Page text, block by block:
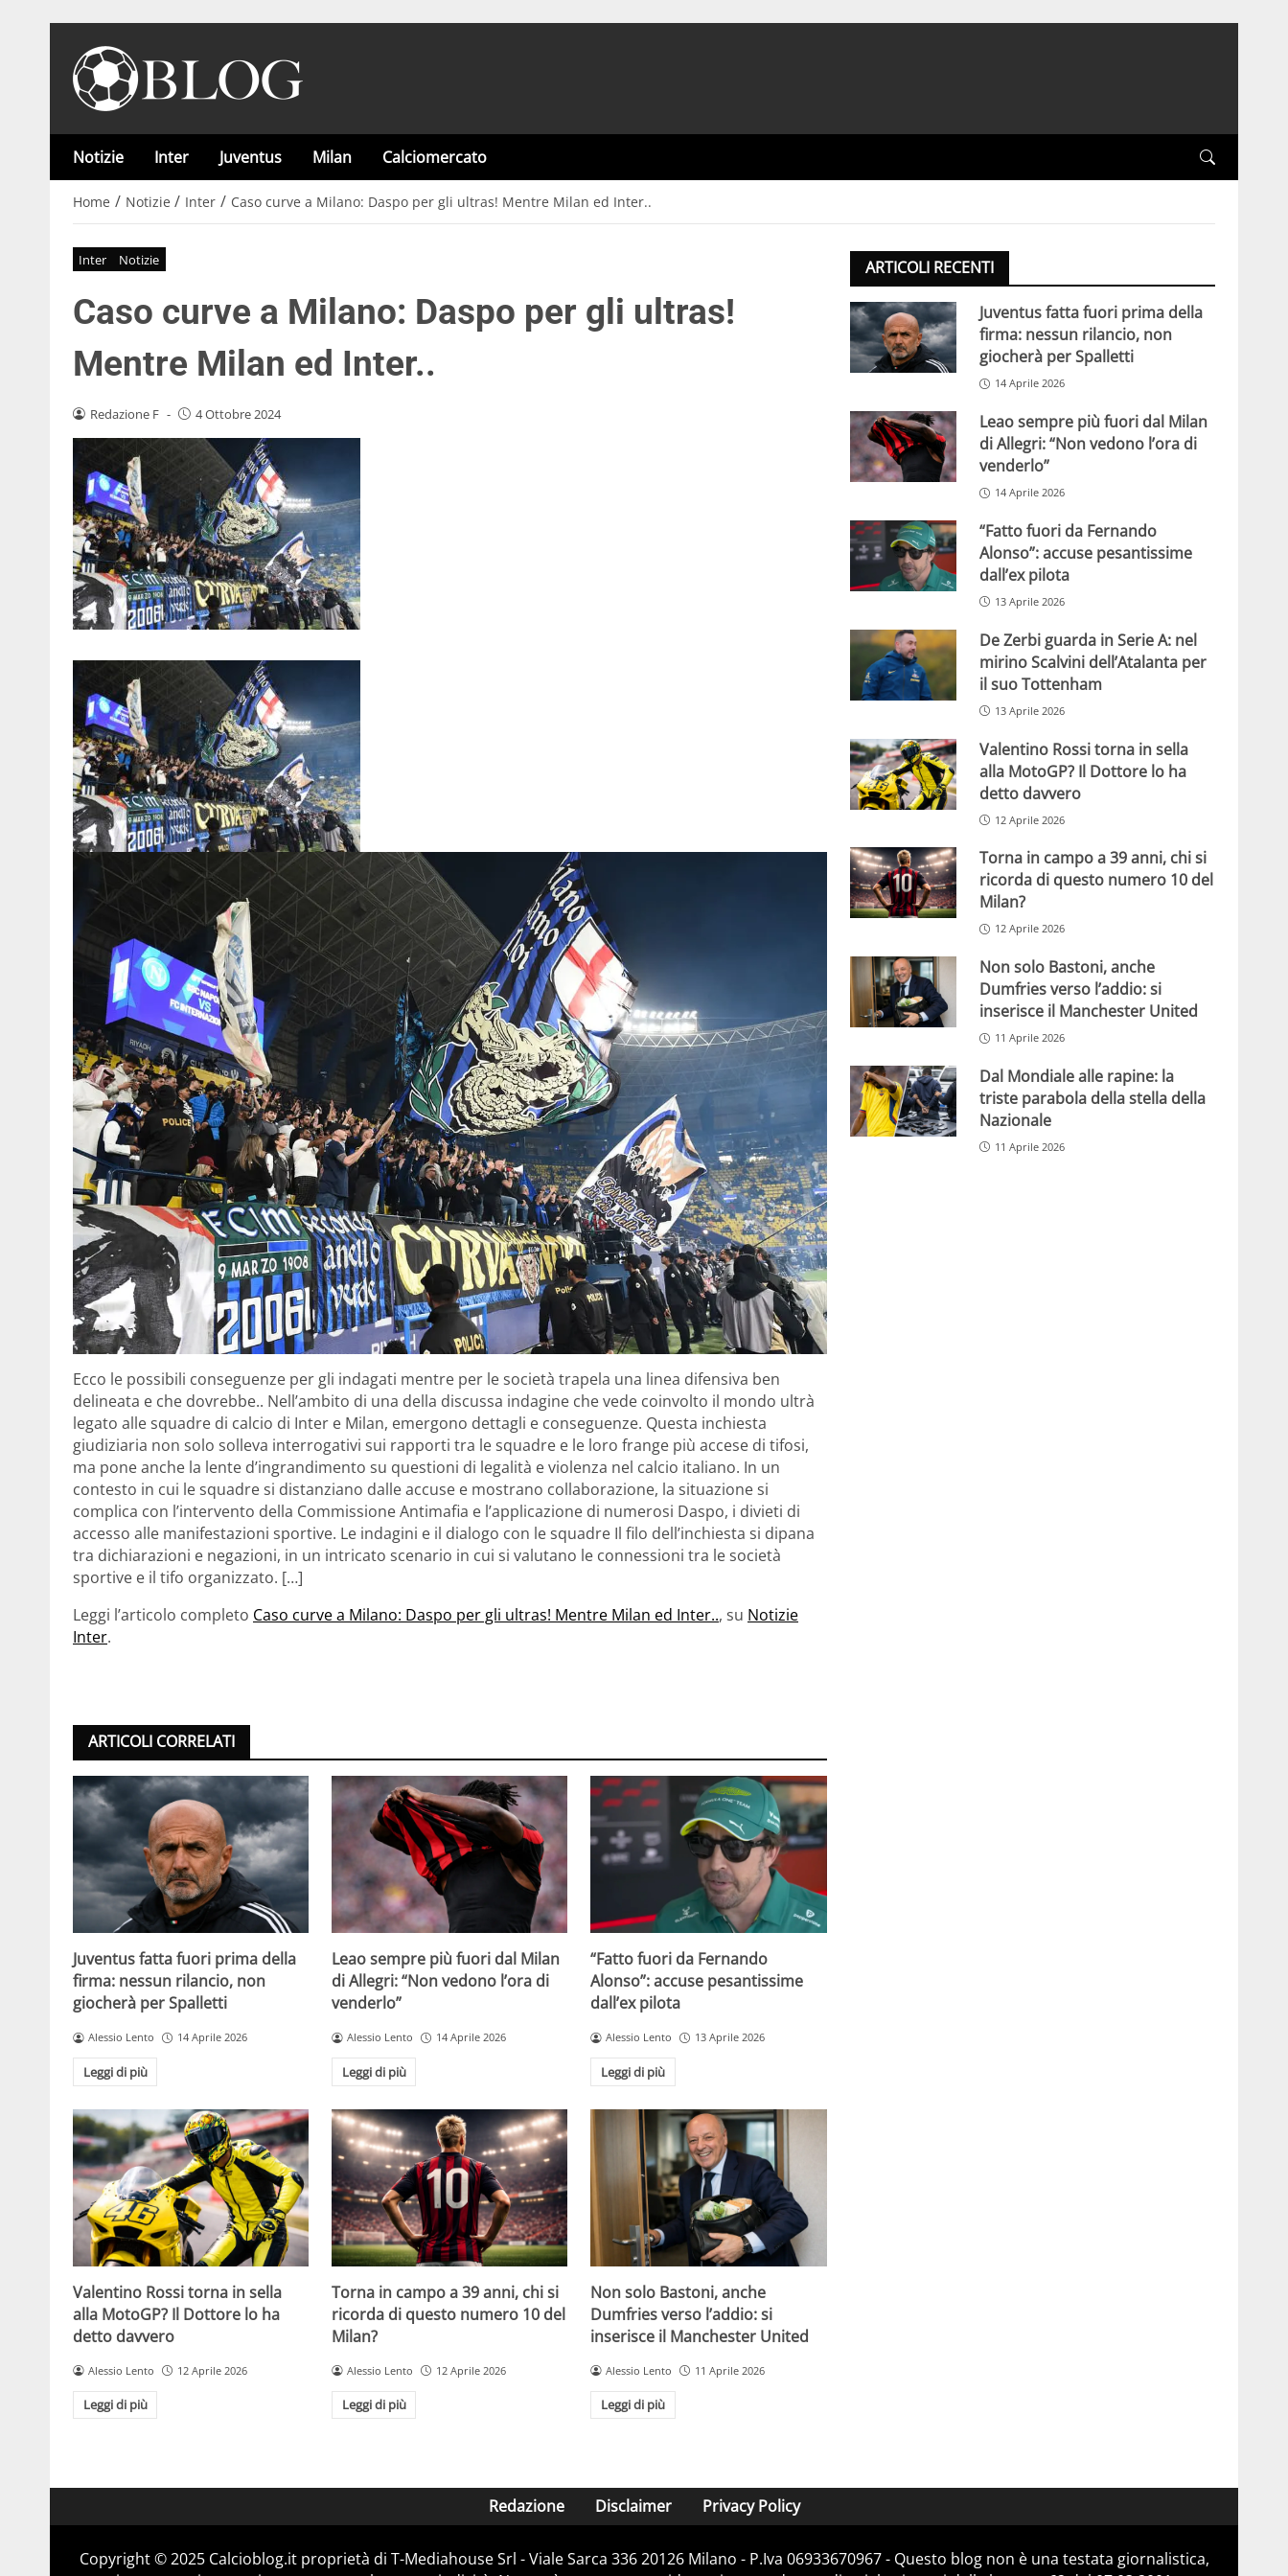
Notizie Inter Juventus Milan Calciomercato
Home / Notizie / Inter / Caso curve a Milano: Daspo per gli ultras! Mentre Milan ed Inter..
Inter Notizie
Caso curve a Milano: Daspo per gli ultras!
Mentre Milan ed Inter..
Redazione F - 4 Ottobre 2024
Ecco le possibili conseguenze per gli indagati mentre per le società trapela una linea difensiva ben
delineata e che dovrebbe.. Nell’ambito di una della discussa indagine che vede coinvolto il mondo ultrà
legato alle squadre di calcio di Inter e Milan, emergono dettagli e conseguenze. Questa inchiesta
giudiziaria non solo solleva interrogativi sui rapporti tra le squadre e le loro frange più accese di tifosi,
ma pone anche la lente d’ingrandimento su questioni di legalità e violenza nel calcio italiano. In un
contesto in cui le squadre si distanziano dalle accuse e mostrano collaborazione, la situazione si
complica con l’intervento della Commissione Antimafia e l’applicazione di numerosi Daspo, i divieti di
accesso alle manifestazioni sportive. Le indagini e il dialogo con le squadre Il filo dell’inchiesta si dipana
tra dichiarazioni e negazioni, in un intricato scenario in cui si valutano le connessioni tra le società
sportive e il tifo organizzato. […]
Leggi l’articolo completo Caso curve a Milano: Daspo per gli ultras! Mentre Milan ed Inter.., su Notizie
Inter.
ARTICOLI CORRELATI
Juventus fatta fuori prima della
firma: nessun rilancio, non
giocherà per Spalletti
Alessio Lento 14 Aprile 2026
Leggi di più
Leao sempre più fuori dal Milan
di Allegri: “Non vedono l’ora di
venderlo”
Alessio Lento 14 Aprile 2026
Leggi di più
“Fatto fuori da Fernando
Alonso”: accuse pesantissime
dall’ex pilota
Alessio Lento 13 Aprile 2026
Leggi di più
Valentino Rossi torna in sella
alla MotoGP? Il Dottore lo ha
detto davvero
Alessio Lento 12 Aprile 2026
Leggi di più
Torna in campo a 39 anni, chi si
ricorda di questo numero 10 del
Milan?
Alessio Lento 12 Aprile 2026
Leggi di più
Non solo Bastoni, anche
Dumfries verso l’addio: si
inserisce il Manchester United
Alessio Lento 11 Aprile 2026
Leggi di più
ARTICOLI RECENTI
Juventus fatta fuori prima della
firma: nessun rilancio, non
giocherà per Spalletti
14 Aprile 2026
Leao sempre più fuori dal Milan
di Allegri: “Non vedono l’ora di
venderlo”
14 Aprile 2026
“Fatto fuori da Fernando
Alonso”: accuse pesantissime
dall’ex pilota
13 Aprile 2026
De Zerbi guarda in Serie A: nel
mirino Scalvini dell’Atalanta per
il suo Tottenham
13 Aprile 2026
Valentino Rossi torna in sella
alla MotoGP? Il Dottore lo ha
detto davvero
12 Aprile 2026
Torna in campo a 39 anni, chi si
ricorda di questo numero 10 del
Milan?
12 Aprile 2026
Non solo Bastoni, anche
Dumfries verso l’addio: si
inserisce il Manchester United
11 Aprile 2026
Dal Mondiale alle rapine: la
triste parabola della stella della
Nazionale
11 Aprile 2026
Redazione Disclaimer Privacy Policy
Copyright © 2025 Calcioblog.it proprietà di T-Mediahouse Srl - Viale Sarca 336 20126 Milano - P.Iva 06933670967 - Questo blog non è una testata giornalistica,